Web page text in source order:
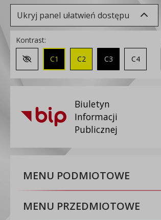
Ukryj panel ułatwień dostępu
Kontrast:
Zmień kontrast na domyślny
C1 C2 C3 C4
Biuletyn
Informacji
Publicznej
MENU PODMIOTOWE
MENU PRZEDMIOTOWE